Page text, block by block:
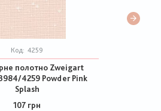
Код: 4259
полотно Zweigart
4259 Powder Pink
Splash
107 грн